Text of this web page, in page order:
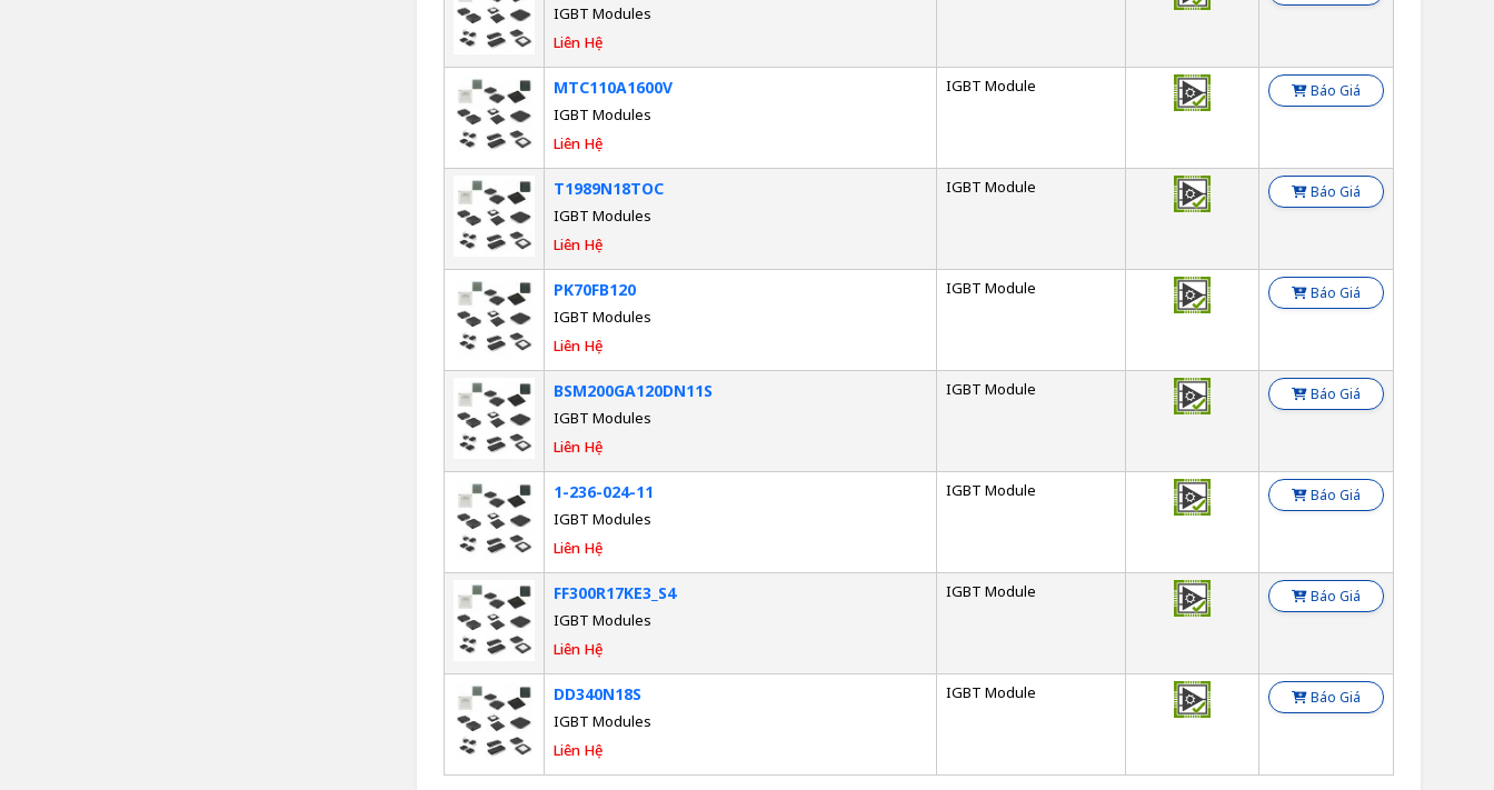
IGBT Modules
Liên Hệ
MTC110A1600V
IGBT Modules
Liên Hệ
IGBT Module Báo Giá
T1989N18TOC
IGBT Modules
Liên Hệ
IGBT Module Báo Giá
PK70FB120
IGBT Modules
Liên Hệ
IGBT Module Báo Giá
BSM200GA120DN11S
IGBT Modules
Liên Hệ
IGBT Module Báo Giá
1-236-024-11
IGBT Modules
Liên Hệ
IGBT Module Báo Giá
FF300R17KE3_S4
IGBT Modules
Liên Hệ
IGBT Module Báo Giá
DD340N18S
IGBT Modules
Liên Hệ
IGBT Module Báo Giá